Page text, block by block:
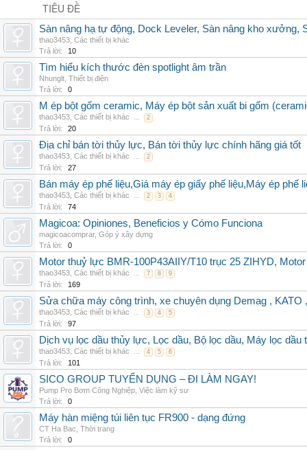
TIÊU ĐỀ
Sàn nâng hạ tự động, Dock Leveler, Sàn nâng kho xưởng,
thao3453 Các thiết bị khác
Trả lời:
10
Tìm hiểu kích thước đèn spotlight âm trần
Nhunglt Thiết bị điện
Trả lời:
0
M ép bột gốm ceramic, Máy ép bột sản xuất bi gốm
thao3453 Các thiết bị khác ... 2
Trả lời: 20
Địa chỉ bán tời thủy lực, Bán tời thủy lực chính hãng giá tốt
thao3453 Các thiết bị khác ... 2
Trả lời: 27
Bán máy ép phế liệu,Giá máy ép giấy phế liệu,Máy ép phế
thao3453 Các thiết bị khác ... 2 3 4
Trả lời: 74
Magicoa: Opiniones, Beneficios y Cómo Funciona
magicoacomprar, Góp ý xây dựng
Trả lời:
0
Motor thuỷ lực BMR-100P43AIIY/T10 trục 25 ZIHYD,
thao3453 Các thiết bị khác ... 7 8 9
Trả lời: 169
Sửa chữa máy công trình, xe chuyên dụng Demag , KATO
thao3453 Các thiết bị khác ... 3 4 5
Trả lời: 97
Dịch vụ lọc dầu thủy lực, Lọc dầu, Bộ lọc dầu, Máy lọc
thao3453 Các thiết bị khác ... 4 5 6
Trả lời: 101
SICO GROUP TUYỂN DỤNG – ĐI LÀM NGAY!
Pump Pro Bơm Công Nghiệp Việc làm kỹ sư
Trả lời:
0
Máy hàn miệng túi liên tục FR900 - dạng đứng
CT Ha Bac Thời trang
Trả lời:
0